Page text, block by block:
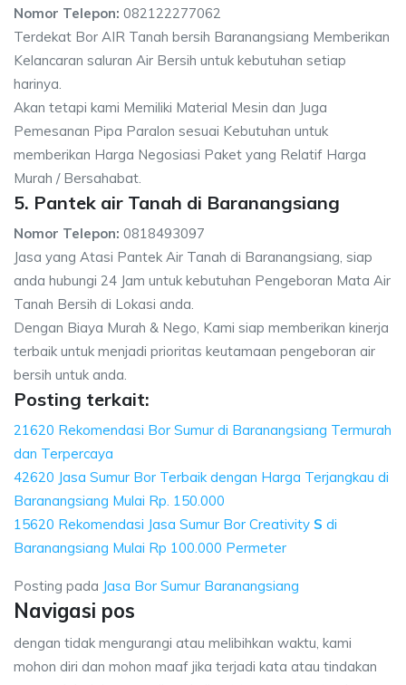
Nomor Telepon: 082122277062
Terdekat Bor AIR Tanah bersih Baranangsiang Memberikan
Kelancaran saluran Air Bersih untuk kebutuhan setiap
harinya.
Akan tetapi kami Memiliki Material Mesin dan Juga
Pemesanan Pipa Paralon sesuai Kebutuhan untuk
memberikan Harga Negosiasi Paket yang Relatif Harga
Murah / Bersahabat.
5. Pantek air Tanah di Baranangsiang
Nomor Telepon: 0818493097
Jasa yang Atasi Pantek Air Tanah di Baranangsiang, siap
anda hubungi 24 Jam untuk kebutuhan Pengeboran Mata Air
Tanah Bersih di Lokasi anda.
Dengan Biaya Murah & Nego, Kami siap memberikan kinerja
terbaik untuk menjadi prioritas keutamaan pengeboran air
bersih untuk anda.
Posting terkait:
21620 Rekomendasi Bor Sumur di Baranangsiang Termurah
dan Terpercaya
42620 Jasa Sumur Bor Terbaik dengan Harga Terjangkau di
Baranangsiang Mulai Rp. 150.000
15620 Rekomendasi Jasa Sumur Bor Creativity S di
Baranangsiang Mulai Rp 100.000 Permeter
Posting pada Jasa Bor Sumur Baranangsiang
Navigasi pos
dengan tidak mengurangi atau melibihkan waktu, kami
mohon diri dan mohon maaf jika terjadi kata atau tindakan